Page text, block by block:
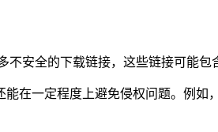
不安全的下载链接，这些链接可能包
在一定程度上避免侵权问题。例如